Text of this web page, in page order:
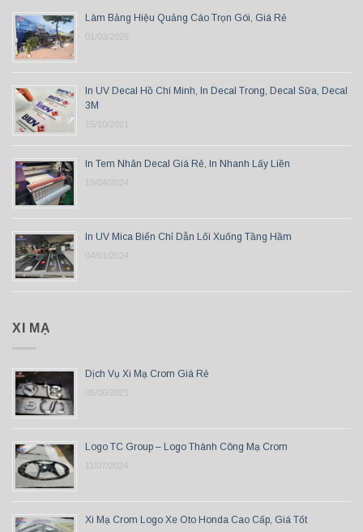
Làm Bảng Hiệu Quảng Cáo Trọn Gói, Giá Rẻ
01/03/2026
In UV Decal Hồ Chí Minh, In Decal Trong, Decal Sữa, Decal
3M
15/10/2021
In Tem Nhãn Decal Giá Rẻ, In Nhanh Lấy Liền
19/04/2024
In UV Mica Biển Chỉ Dẫn Lối Xuống Tầng Hầm
04/01/2024
XI MẠ
Dịch Vụ Xi Mạ Crom Giá Rẻ
05/06/2021
Logo TC Group – Logo Thành Công Mạ Crom
11/07/2024
Xi Mạ Crom Logo Xe Oto Honda Cao Cấp, Giá Tốt